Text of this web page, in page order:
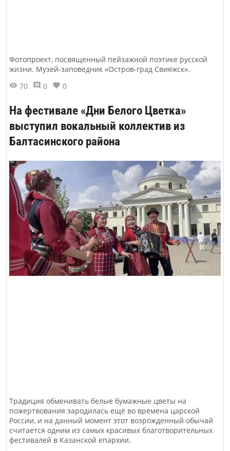
Фотопроект, посвященный пейзажной поэтике русской
жизни. Музей-заповедник «Остров-град Свияжск».
70
0 0
На фестивале «Дни Белого Цветка»
выступил вокальный коллектив из
Балтасинского района
Традиция обменивать белые бумажные цветы на
пожертвования зародилась ещё во времена царской
России, и на данный момент этот возрожденный обычай
считается одним из самых красивых благотворительных
фестивалей в Казанской епархии.